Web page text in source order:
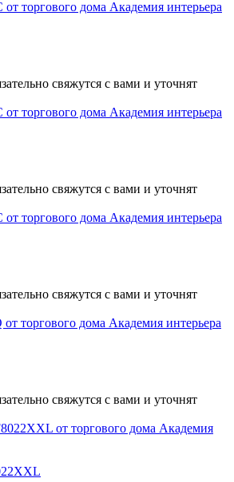
свяжутся с вами и уточнят
свяжутся с вами и уточнят
свяжутся с вами и уточнят
свяжутся с вами и уточнят